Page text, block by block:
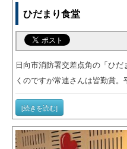
ひだまり食堂
日向市消防署交差点角の「ひ
くのですが常連さんは皆勤賞
[続きを読む]